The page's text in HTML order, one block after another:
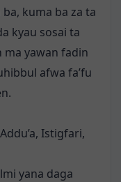
kuma ba za ta
kyau sosai ta
ma yawan fadin
afwa fa’fu
Istigfari,
yana daga